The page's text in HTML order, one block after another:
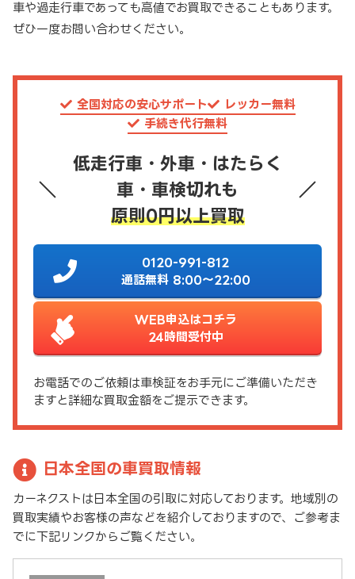
車や過走行車であっても高値でお買取できることもあります。
ぜひ一度お問い合わせください。
全国対応の安心サポート
レッカー無料
手続き代行無料
低走行車・外車・はたらく
車・車検切れも
原則0円以上買取
0120-991-812
通話無料 8:00～22:00
WEB申込はコチラ
24時間受付中
お電話でのご依頼は車検証をお手元にご準備いただき
ますと詳細な買取金額をご提示できます。
日本全国の車買取情報
カーネクストは日本全国の引取に対応しております。地域別の
買取実績やお客様の声などを紹介しておりますので、ご参考ま
でに下記リンクからご覧ください。